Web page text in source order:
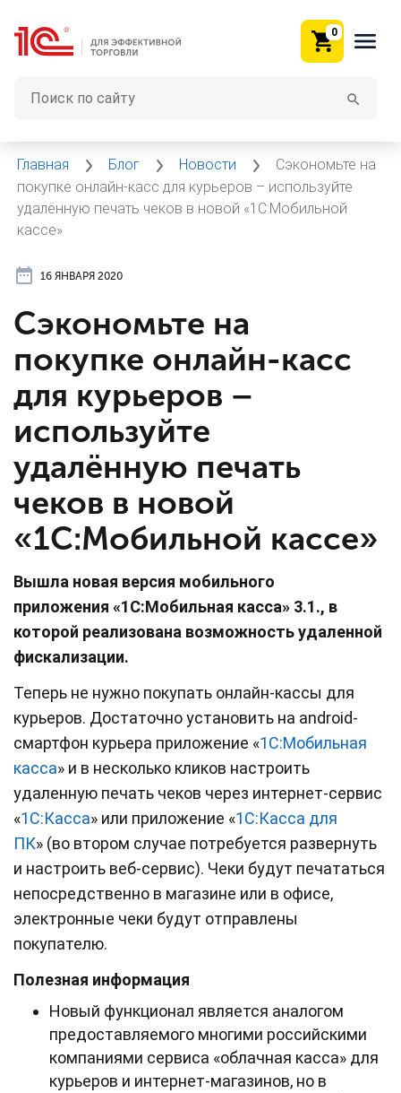
0
Главная Блог Новости
Сэкономьте на
покупке онлайн-касс для курьеров – используйте
удалённую печать чеков в новой «1С:Мобильной
кассе»
16 ЯНВАРЯ 2020
Сэкономьте на
покупке онлайн-касс
для курьеров –
используйте
удалённую печать
чеков в новой
«1С:Мобильной кассе»
Вышла новая версия мобильного
приложения «1С:Мобильная касса» 3.1., в
которой реализована возможность удаленной
фискализации.
Теперь не нужно покупать онлайн-кассы для
курьеров. Достаточно установить на android-
смартфон курьера приложение «1С:Мобильная
касса» и в несколько кликов настроить
удаленную печать чеков через интернет-сервис
«1С:Касса» или приложение «1С:Касса для
ПК» (во втором случае потребуется развернуть
и настроить веб-сервис). Чеки будут печататься
непосредственно в магазине или в офисе,
электронные чеки будут отправлены
покупателю.
Полезная информация
Новый функционал является аналогом
предоставляемого многими российскими
компаниями сервиса «облачная касса» для
курьеров и интернет-магазинов, но в